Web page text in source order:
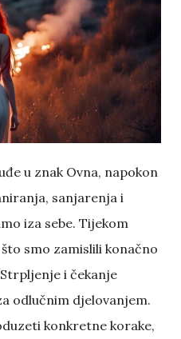
u znak Ovna, napokon
sanjarenja i
iza sebe. Tijekom
smo zamislili konačno
i čekanje
odlučnim djelovanjem.
konkretne korake,